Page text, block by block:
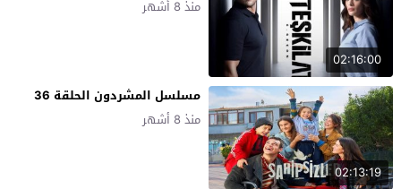
02:16:00
منذ 8 أشهر
02:13:19
مسلسل المشردون الحلقة 36
منذ 8 أشهر